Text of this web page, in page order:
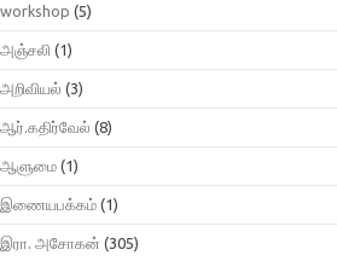
workshop (5)
அஞ்சலி (1)
அறிவியல் (3)
ஆர்.கதிர்வேல் (8)
ஆளுமை (1)
இணையபக்கம் (1)
இரா. அசோகன் (305)